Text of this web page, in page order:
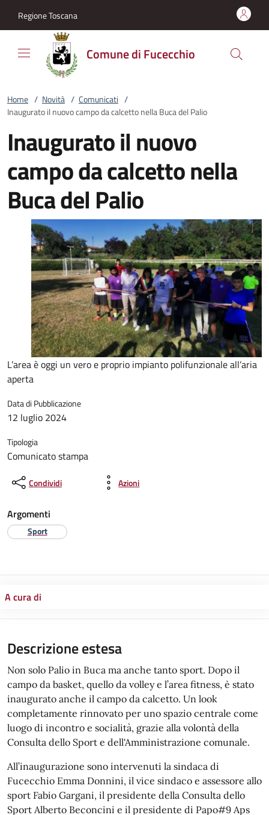
Regione Toscana
Comune di Fucecchio
Home / Novità / Comunicati /
Inaugurato il nuovo campo da calcetto nella Buca del Palio
Inaugurato il nuovo
campo da calcetto nella
Buca del Palio
L’area è oggi un vero e proprio impianto polifunzionale all’aria
aperta
Data di Pubblicazione
12 luglio 2024
Tipologia
Comunicato stampa
Condividi Azioni
Argomenti
Sport
A cura di
Descrizione estesa
Non solo Palio in Buca ma anche tanto sport. Dopo il
campo da basket, quello da volley e l’area fitness, è stato
inaugurato anche il campo da calcetto. Un look
completamente rinnovato per uno spazio centrale come
luogo di incontro e socialità, grazie alla volontà della
Consulta dello Sport e dell'Amministrazione comunale.
All’inaugurazione sono intervenuti la sindaca di
Fucecchio Emma Donnini, il vice sindaco e assessore allo
sport Fabio Gargani, il presidente della Consulta dello
Sport Alberto Beconcini e il presidente di Papo#9 Aps